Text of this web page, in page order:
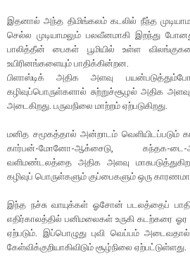
இதனால் அந்த திமிங்கலம் கடலில் நீந்த
செல்ல முடியாமலும் பலவீனமாகி இறந்து
பாலித்தீன் பைகள் பூமியில் உள்ள
உயிரினங்களையும் பாதிக்கின்றன.
பிளாஸ்டிக் அதிக அளவு
கழிவுப்பொருள்களால் சுற்றுச்சூழல் அதிக
அடைகிறது. பருவநிலை மாற்றம் ஏற்படுகிறது.
மனித சமூகத்தால் அன்றாடம்
கார்பன்-மோனோ-ஆக்சைடு, கந்தக-
வளிமண்டலத்தை அதிக அளவு
கழிவுப் பொருள்களும் குப்பைகளும் ஒரு
இந்த நச்சு வாயுக்கள் ஓசோன் படலத்தைப்
எதிர்காலத்தில் பனிமலைகள் உருகி கடற்கரை
ஏற்படும். இப்பொழுது புவி வெப்பம்
கேள்விக்குறியாகிவிடும் சூழ்நிலை ஏற்பட்டுள்ளது.